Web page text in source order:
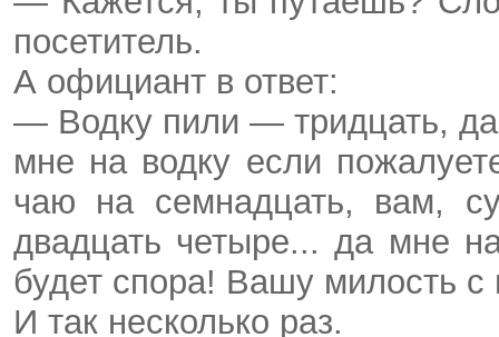
посетитель.
А официант в ответ:
— Водку пили — тридцать,
мне на водку если
чаю на семнадцать, вам,
двадцать четыре... да мне
будет спора! Вашу милость
И так несколько раз.